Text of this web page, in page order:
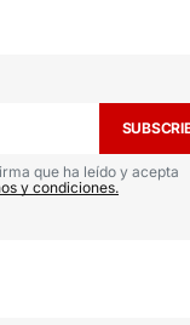
que ha leído y acepta
y condiciones.